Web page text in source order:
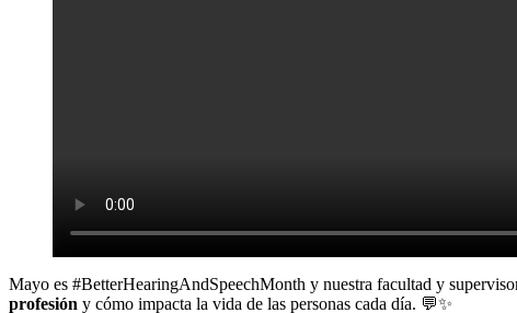
Mayo es #BetterHearingAndSpeechMonth y nuestra facultad y
profesión y cómo impacta la vida de las personas cada día. 💬✨